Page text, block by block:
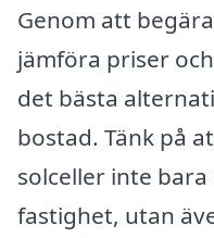
Genom att
jämföra priser
det bästa
bostad. Tänk på
solceller inte
fastighet, utan